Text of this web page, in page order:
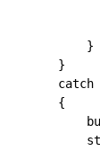
state
}
}
catch
{
state